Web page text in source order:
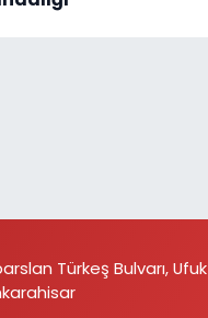
Türkeş Bulvarı, Ufuk